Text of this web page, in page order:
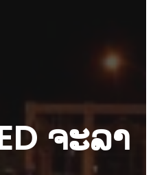
ຈະລາ